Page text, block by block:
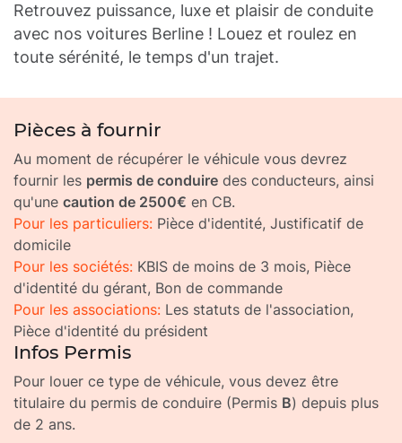
Retrouvez puissance, luxe et plaisir de conduite
avec nos voitures Berline ! Louez et roulez en
toute sérénité, le temps d'un trajet.
Pièces à fournir
Au moment de récupérer le véhicule vous devrez
fournir les permis de conduire des conducteurs, ainsi
qu'une caution de 2500€ en CB.
Pour les particuliers: Pièce d'identité, Justificatif de
domicile
Pour les sociétés: KBIS de moins de 3 mois, Pièce
d'identité du gérant, Bon de commande
Pour les associations: Les statuts de l'association,
Pièce d'identité du président
Infos Permis
Pour louer ce type de véhicule, vous devez être
titulaire du permis de conduire (Permis B) depuis plus
de 2 ans.